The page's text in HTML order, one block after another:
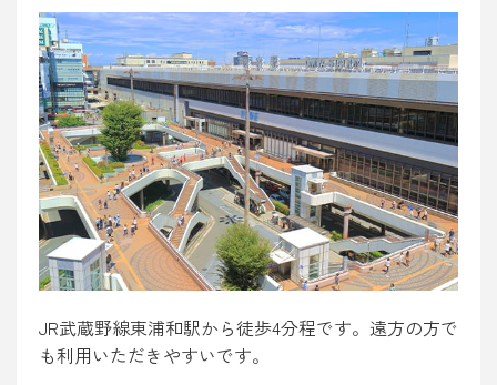
JR武蔵野線東浦和駅から徒歩4分程です。遠方の方で
も利用いただきやすいです。